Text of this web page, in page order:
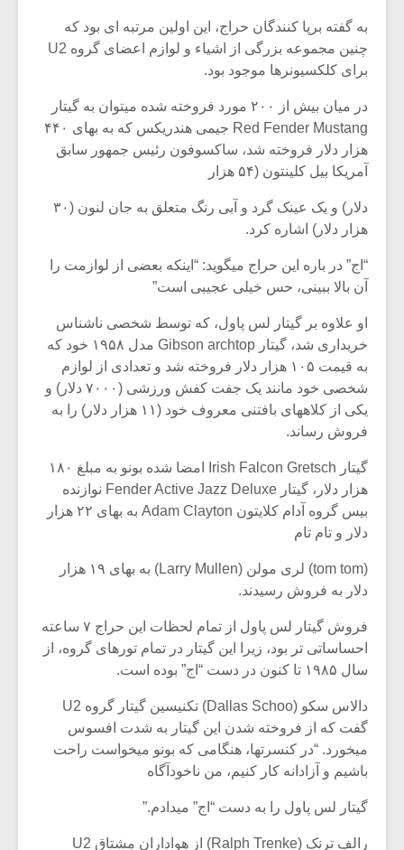
به گفته برپا کنندگان حراج، این اولین مرتبه ای بود که
چنین مجموعه بزرگی از اشیاء و لوازم اعضای گروه U2
برای کلکسیونرها موجود بود.
در میان بیش از ۲۰۰ مورد فروخته شده میتوان به گیتار
Red Fender Mustang جیمی هندریکس که به بهای ۴۴۰
هزار دلار فروخته شد، ساکسوفون رئیس جمهور سابق
آمریکا بیل کلینتون (۵۴ هزار
دلار) و یک عینک گرد و آبی رنگ متعلق به جان لنون (۳۰
هزار دلار) اشاره کرد.
“اج” در باره این حراج میگوید: “اینکه بعضی از لوازمت را
آن بالا ببینی، حس خیلی عجیبی است”
او علاوه بر گیتار لس پاول، که توسط شخصی ناشناس
خریداری شد، گیتار Gibson archtop مدل ۱۹۵۸ خود که
به قیمت ۱۰۵ هزار دلار فروخته شد و تعدادی از لوازم
شخصی خود مانند یک جفت کفش ورزشی (۷۰۰۰ دلار) و
یکی از کلاههای بافتنی معروف خود (۱۱ هزار دلار) را به
فروش رساند.
گیتار Irish Falcon Gretsch امضا شده بونو به مبلغ ۱۸۰
هزار دلار، گیتار Fender Active Jazz Deluxe نوازنده
بیس گروه آدام کلایتون Adam Clayton به بهای ۲۲ هزار
دلار و تام تام
(tom tom) لری مولن (Larry Mullen) به بهای ۱۹ هزار
دلار به فروش رسیدند.
فروش گیتار لس پاول از تمام لحظات این حراج ۷ ساعته
احساساتی تر بود، زیرا این گیتار در تمام تورهای گروه، از
سال ۱۹۸۵ تا کنون در دست “اج” بوده است.
دالاس سکو (Dallas Schoo) تکنیسین گیتار گروه U2
گفت که از فروخته شدن این گیتار به شدت افسوس
میخورد. “در کنسرتها، هنگامی که بونو میخواست راحت
باشیم و آزادانه کار کنیم، من ناخودآگاه
گیتار لس پاول را به دست “اج” میدادم.”
رالف ترنک (Ralph Trenke) از هواداران مشتاق U2
متن فیلم «متری
شیش و نیم»
مشهورترین باشی،
بدنام ترین باش
موسیقی
موسیقی